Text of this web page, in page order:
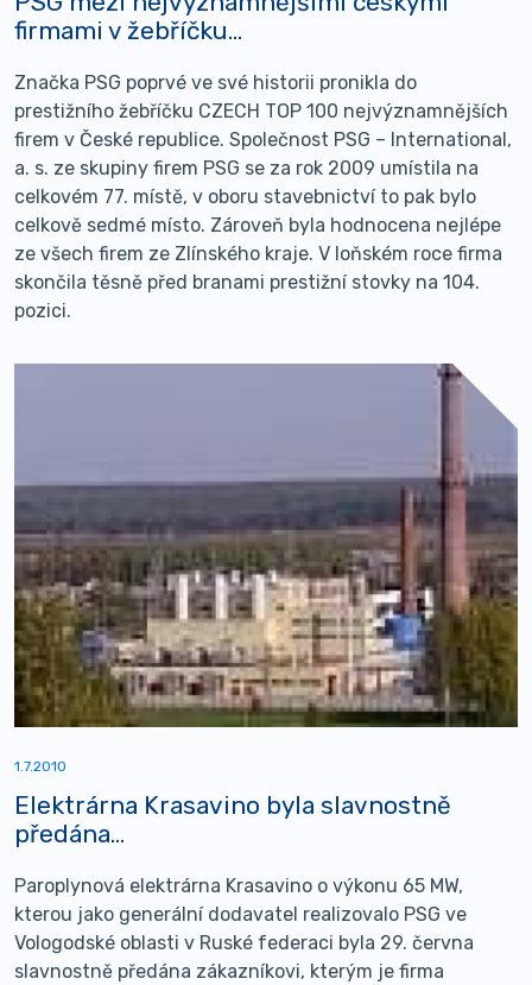
firmami v žebříčku...
Značka PSG poprvé ve své historii pronikla do
prestižního žebříčku CZECH TOP 100 nejvýznamnějších
firem v České republice. Společnost PSG – International,
a. s. ze skupiny firem PSG se za rok 2009 umístila na
celkovém 77. místě, v oboru stavebnictví to pak bylo
celkově sedmé místo. Zároveň byla hodnocena nejlépe
ze všech firem ze Zlínského kraje. V loňském roce firma
skončila těsně před branami prestižní stovky na 104.
pozici.
1.7.2010
Elektrárna Krasavino byla slavnostně
předána...
Paroplynová elektrárna Krasavino o výkonu 65 MW,
kterou jako generální dodavatel realizovalo PSG ve
Vologodské oblasti v Ruské federaci byla 29. června
slavnostně předána zákazníkovi, kterým je firma